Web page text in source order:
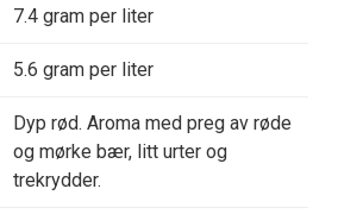
7.4 gram per liter
5.6 gram per liter
Dyp rød. Aroma med preg av røde
og mørke bær, litt urter og
trekrydder.